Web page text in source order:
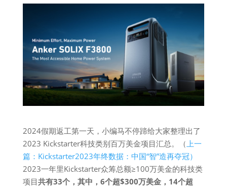
2024假期返工第一天，小编马不停蹄给大家整理出了
2023 Kickstarter科技类别百万美金项目汇总。（ 上一
篇：Kickstarter2023年终数据：中国“智”造再夺冠）
2023一年里Kickstarter众筹总额≥100万美金的科技类
项目共有33个，其中，6个超$300万美金，14个超